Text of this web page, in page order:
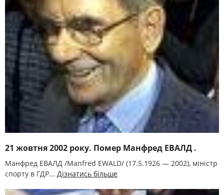
21 жовтня 2002 року. Помер Манфред ЕВАЛД .
Манфред ЕВАЛД /Manfred EWALD/ (17.5.1926 — 2002), міністр
спорту в ГДР... Дізнатись більше